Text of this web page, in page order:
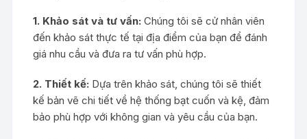
1. Khảo sát và tư vấn: Chúng tôi sẽ cử nhân viên
đến khảo sát thực tế tại địa điểm của bạn để đánh
giá nhu cầu và đưa ra tư vấn phù hợp.
2. Thiết kế: Dựa trên khảo sát, chúng tôi sẽ thiết
kế bản vẽ chi tiết về hệ thống bạt cuốn và kệ, đảm
bảo phù hợp với không gian và yêu cầu của bạn.